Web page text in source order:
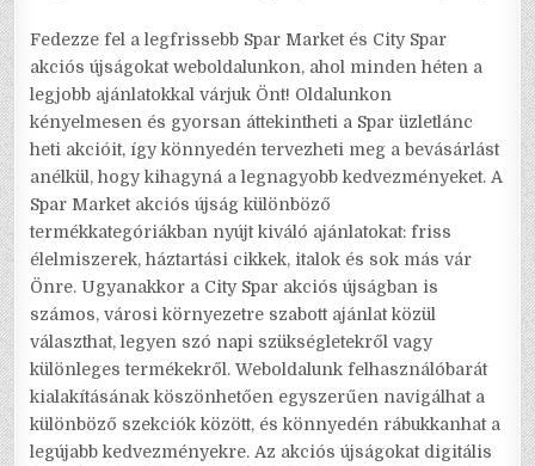
Fedezze fel a legfrissebb Spar Market és City Spar
akciós újságokat weboldalunkon, ahol minden héten a
legjobb ajánlatokkal várjuk Önt! Oldalunkon
kényelmesen és gyorsan áttekintheti a Spar üzletlánc
heti akcióit, így könnyedén tervezheti meg a bevásárlást
anélkül, hogy kihagyná a legnagyobb kedvezményeket. A
Spar Market akciós újság különböző
termékkategóriákban nyújt kiváló ajánlatokat: friss
élelmiszerek, háztartási cikkek, italok és sok más vár
Önre. Ugyanakkor a City Spar akciós újságban is
számos, városi környezetre szabott ajánlat közül
választhat, legyen szó napi szükségletekről vagy
különleges termékekről. Weboldalunk felhasználóbarát
kialakításának köszönhetően egyszerűen navigálhat a
különböző szekciók között, és könnyedén rábukkanhat a
legújabb kedvezményekre. Az akciós újságokat digitális